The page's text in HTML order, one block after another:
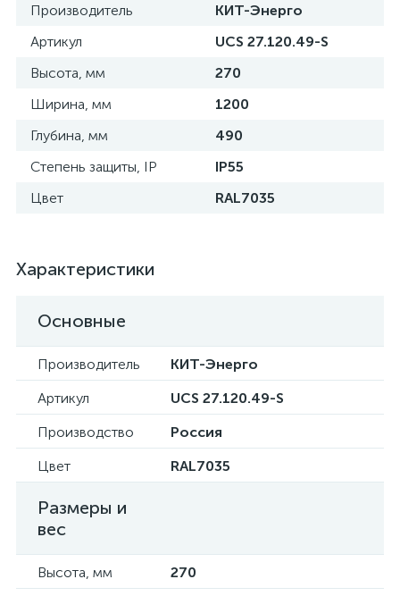
Производитель
КИТ-Энерго
Артикул
UCS 27.120.49-S
Высота, мм
270
Ширина, мм
1200
Глубина, мм
490
Степень защиты, IP
IP55
Цвет
RAL7035
Характеристики
Основные
Производитель
КИТ-Энерго
Артикул
UCS 27.120.49-S
Производство
Россия
Цвет
RAL7035
Размеры и
вес
Высота, мм
270